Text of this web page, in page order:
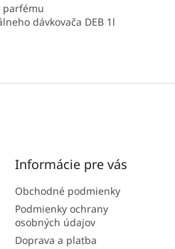
parfému
dávkovača DEB 1l
Informácie pre vás
Obchodné podmienky
Podmienky ochrany
osobných údajov
Doprava a platba